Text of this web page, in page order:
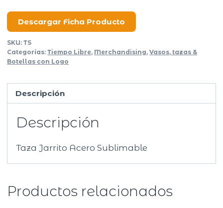
Sublimable
cantidad
Descargar Ficha Producto
SKU:TS
Categorías:Tiempo Libre, Merchandising,Vasos, tazas &
Botellas con Logo
Descripción
Descripción
Taza Jarrito Acero Sublimable
Productos relacionados